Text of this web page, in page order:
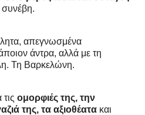
συνέβη.
απεγνωσμένα
άντρα, αλλά με τη
Τη Βαρκελώνη.
ομορφιές της, την
της, τα αξιοθέατα και